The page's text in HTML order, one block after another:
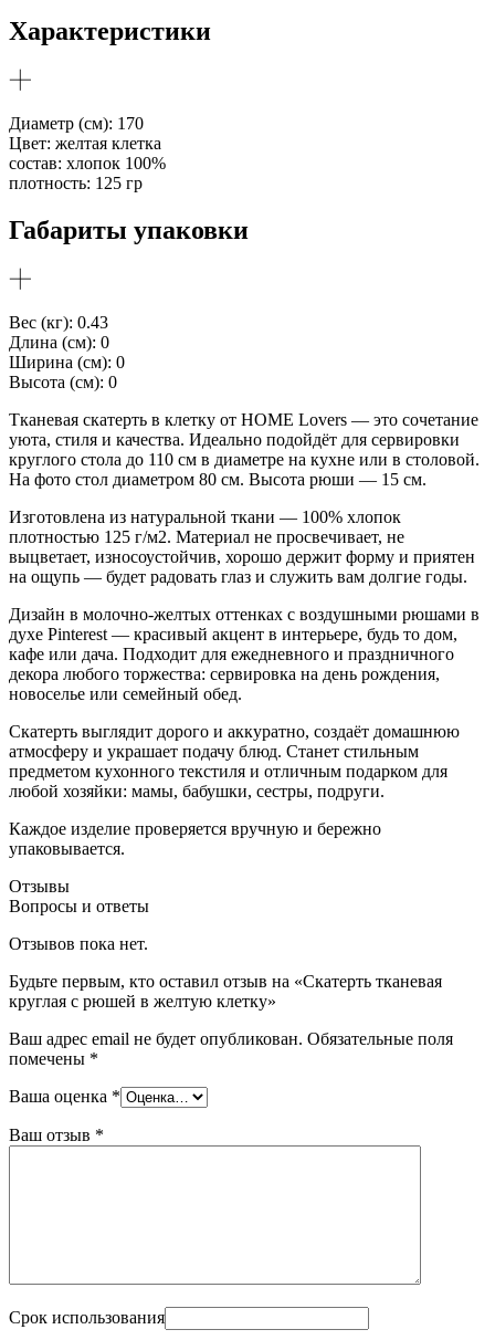
рюшей
желтую
клетку
Характеристики
Диаметр (см): 170
Цвет: желтая клетка
состав: хлопок 100%
плотность: 125 гр
Габариты упаковки
Вес (кг): 0.43
Длина (см): 0
Ширина (см): 0
Высота (см): 0
Тканевая скатерть в клетку от HOME Lovers — это сочетание
уюта, стиля и качества. Идеально подойдёт для сервировки
круглого стола до 110 см в диаметре на кухне или в столовой.
На фото стол диаметром 80 см. Высота рюши — 15 см.
Изготовлена из натуральной ткани — 100% хлопок
плотностью 125 г/м2. Материал не просвечивает, не
выцветает, износоустойчив, хорошо держит форму и приятен
на ощупь — будет радовать глаз и служить вам долгие годы.
Дизайн в молочно-желтых оттенках с воздушными рюшами в
духе Pinterest — красивый акцент в интерьере, будь то дом,
кафе или дача. Подходит для ежедневного и праздничного
декора любого торжества: сервировка на день рождения,
новоселье или семейный обед.
Скатерть выглядит дорого и аккуратно, создаёт домашнюю
атмосферу и украшает подачу блюд. Станет стильным
предметом кухонного текстиля и отличным подарком для
любой хозяйки: мамы, бабушки, сестры, подруги.
Каждое изделие проверяется вручную и бережно
упаковывается.
Отзывы
Вопросы и ответы
Отзывов пока нет.
Будьте первым, кто оставил отзыв на «Скатерть тканевая
круглая с рюшей в желтую клетку»
Ваш адрес email не будет опубликован. Обязательные поля
помечены *
Ваша оценка *
Ваш отзыв *
Срок использования